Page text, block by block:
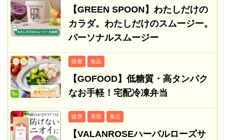
【GREEN SPOON】わたしだけの
カラダ。わたしだけのスムージー。
パーソナルスムージー
健康 食品
【GOFOOD】低糖質・高タンパク
なお手軽！宅配冷凍弁当
健康 美容 食品
【VALANROSEハーバルローズサ